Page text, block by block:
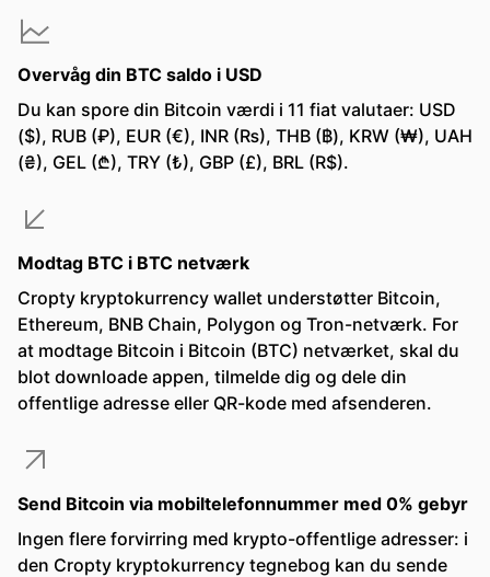
Overvåg din BTC saldo i USD
Du kan spore din Bitcoin værdi i 11 fiat valutaer: USD
($), RUB (₽), EUR (€), INR (₨), THB (฿), KRW (₩), UAH
(₴), GEL (₾), TRY (₺), GBP (£), BRL (R$).
Modtag BTC i BTC netværk
Cropty kryptokurrency wallet understøtter Bitcoin,
Ethereum, BNB Chain, Polygon og Tron-netværk. For
at modtage Bitcoin i Bitcoin (BTC) netværket, skal du
blot downloade appen, tilmelde dig og dele din
offentlige adresse eller QR-kode med afsenderen.
Send Bitcoin via mobiltelefonnummer med 0% gebyr
Ingen flere forvirring med krypto-offentlige adresser: i
den Cropty kryptokurrency tegnebog kan du sende